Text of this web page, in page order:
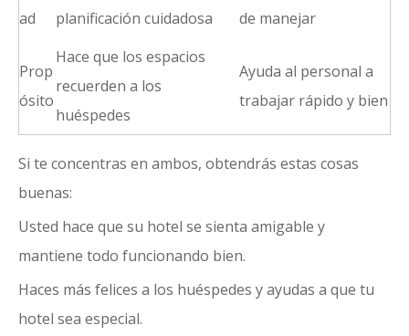
ad
planificación cuidadosa
de manejar
Prop
ósito
Hace que los espacios
recuerden a los
huéspedes
Ayuda al personal a
trabajar rápido y bien
Si te concentras en ambos, obtendrás estas cosas
buenas:
Usted hace que su hotel se sienta amigable y
mantiene todo funcionando bien.
Haces más felices a los huéspedes y ayudas a que tu
hotel sea especial.